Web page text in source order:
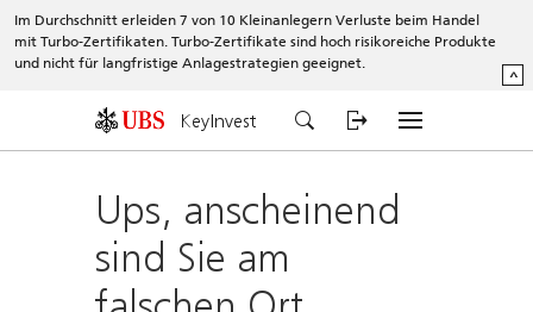
Im Durchschnitt erleiden 7 von 10 Kleinanlegern Verluste beim Handel
mit Turbo-Zertifikaten. Turbo-Zertifikate sind hoch risikoreiche Produkte
und nicht für langfristige Anlagestrategien geeignet.
^
KeyInvest
Ups, anscheinend
sind Sie am